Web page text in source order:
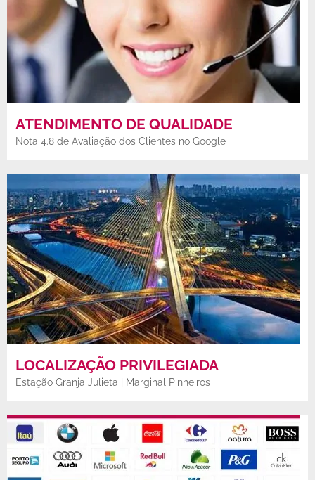
ATENDIMENTO DE QUALIDADE
Nota 4.8 de Avaliação dos Clientes no Google
LOCALIZAÇÃO PRIVILEGIADA
Estação Granja Julieta | Marginal Pinheiros